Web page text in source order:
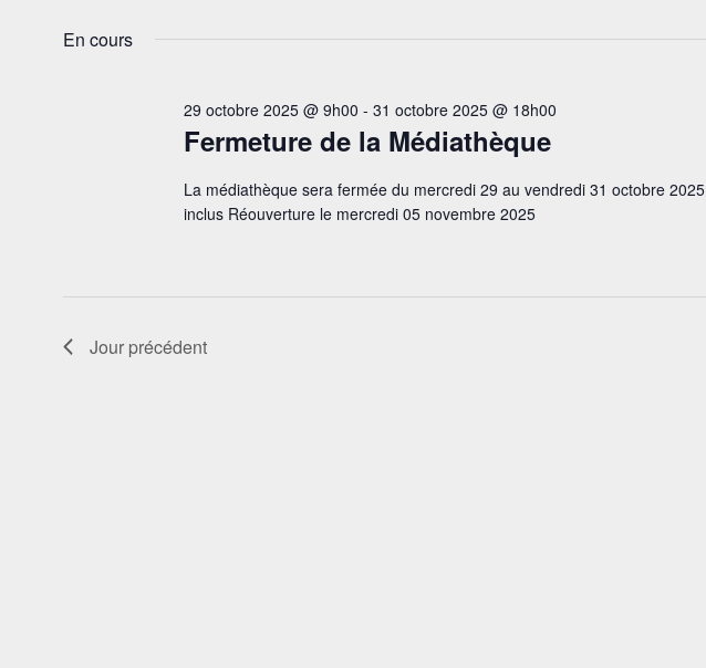
Évènements
clé.
En cours
Fermeture de la Médiathèque
29 octobre 2025 @ 9h00 -31 octobre 2025 @ 18h00
La médiathèque sera fermée du mercredi 29 au vendredi 31 octobre 2025
inclus Réouverture le mercredi 05 novembre 2025
Jour précédent